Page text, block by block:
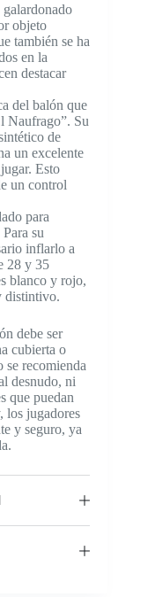
objeto
también se ha
en la
destacar
del balón que
Naufrago”. Su
de
un excelente
Esto
un control
para
su
inflarlo a
28 y 35
blanco y rojo,
distintivo.
debe ser
cubierta o
se recomienda
desnudo, ni
que puedan
los jugadores
y seguro, ya